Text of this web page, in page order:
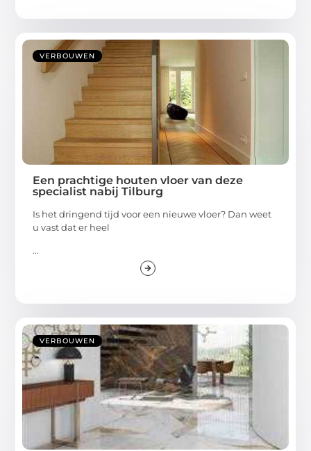
VERBOUWEN
Een prachtige houten vloer van deze
specialist nabij Tilburg
Is het dringend tijd voor een nieuwe vloer? Dan weet
u vast dat er heel
...
VERBOUWEN